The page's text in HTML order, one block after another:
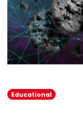
Educational